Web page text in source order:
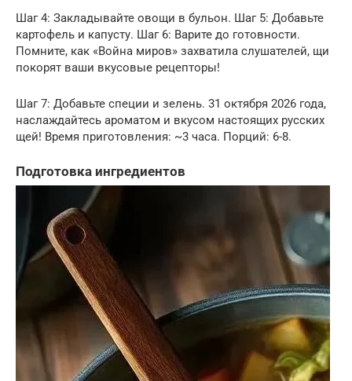
Шаг 4: Закладывайте овощи в бульон. Шаг 5: Добавьте
картофель и капусту. Шаг 6: Варите до готовности.
Помните, как «Война миров» захватила слушателей, щи
покорят ваши вкусовые рецепторы!
Шаг 7: Добавьте специи и зелень. 31 октября 2026 года,
наслаждайтесь ароматом и вкусом настоящих русских
щей! Время приготовления: ~3 часа. Порций: 6-8.
Подготовка ингредиентов